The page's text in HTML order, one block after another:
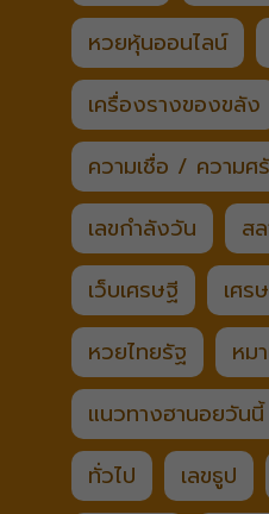
หวยหุ้นออนไลน์
เครื่องรางของขลัง
ความเชื่อ / ความศ
เลขกำลังวัน
ส
เว็บเศรษฐี
เศร
หวยไทยรัฐ
หม
แนวทางฮานอยวันนี้
ทั่วไป
เลขธูป